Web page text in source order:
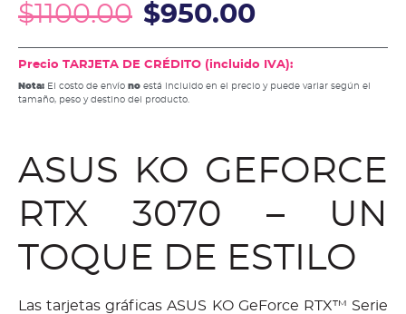
$1100.00 $950.00
Precio TARJETA DE CRÉDITO (incluido IVA):
Nota: El costo de envío no está incluido en el precio y puede variar según el
tamaño, peso y destino del producto.
ASUS KO GEFORCE
RTX 3070 – UN
TOQUE DE ESTILO
Las tarjetas gráficas ASUS KO GeForce RTX™ Serie